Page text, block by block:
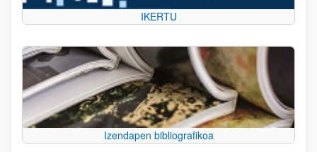
IKERTU
Izendapen bibliografikoa